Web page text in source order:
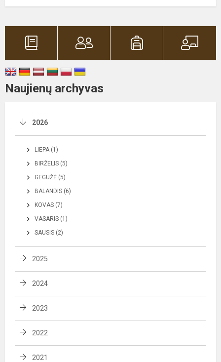
Naujienų archyvas
2026
LIEPA (1)
BIRŽELIS (5)
GEGUŽĖ (5)
BALANDIS (6)
KOVAS (7)
VASARIS (1)
SAUSIS (2)
2025
2024
2023
2022
2021